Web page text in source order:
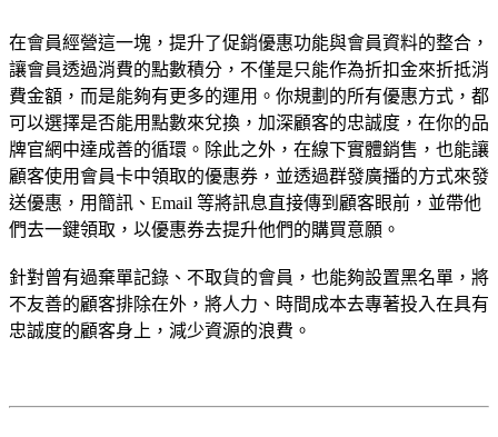
在會員經營這一塊，提升了促銷優惠功能與會員資料的整合，
讓會員透過消費的點數積分，不僅是只能作為折扣金來折抵消
費金額，而是能夠有更多的運用。你規劃的所有優惠方式，都
可以選擇是否能用點數來兌換，加深顧客的忠誠度，在你的品
牌官網中達成善的循環。除此之外，在線下實體銷售，也能讓
顧客使用會員卡中領取的優惠券，並透過群發廣播的方式來發
送優惠，用簡訊、Email 等將訊息直接傳到顧客眼前，並帶他
們去一鍵領取，以優惠券去提升他們的購買意願。
針對曾有過棄單記錄、不取貨的會員，也能夠設置黑名單，將
不友善的顧客排除在外，將人力、時間成本去專著投入在具有
忠誠度的顧客身上，減少資源的浪費。